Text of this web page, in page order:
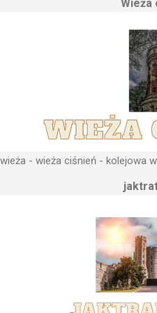
najwyższym lokalnym
Wieża
- wieża ciśnień - kolejowa